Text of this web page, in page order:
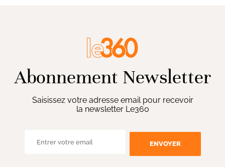
Abonnement Newsletter
Saisissez votre adresse email pour recevoir
la newsletter Le360
ENVOYER